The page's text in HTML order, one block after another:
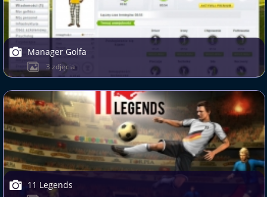
Manager Golfa
3 zdjęcia
11 Legends